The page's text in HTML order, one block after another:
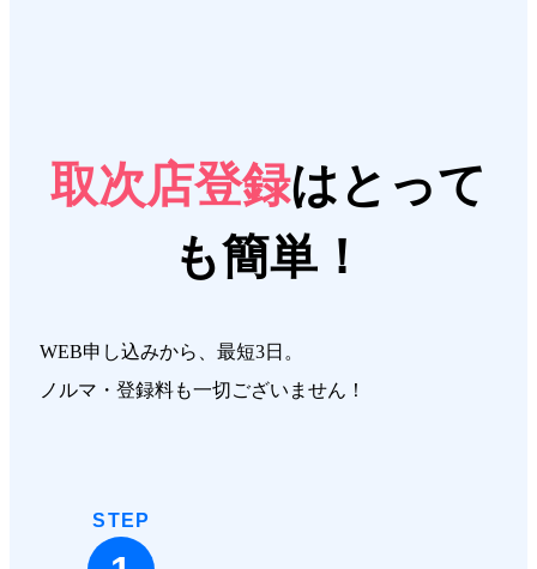
取次店登録はとって
も簡単！
WEB申し込みから、最短3日。
ノルマ・登録料も一切ございません！
STEP